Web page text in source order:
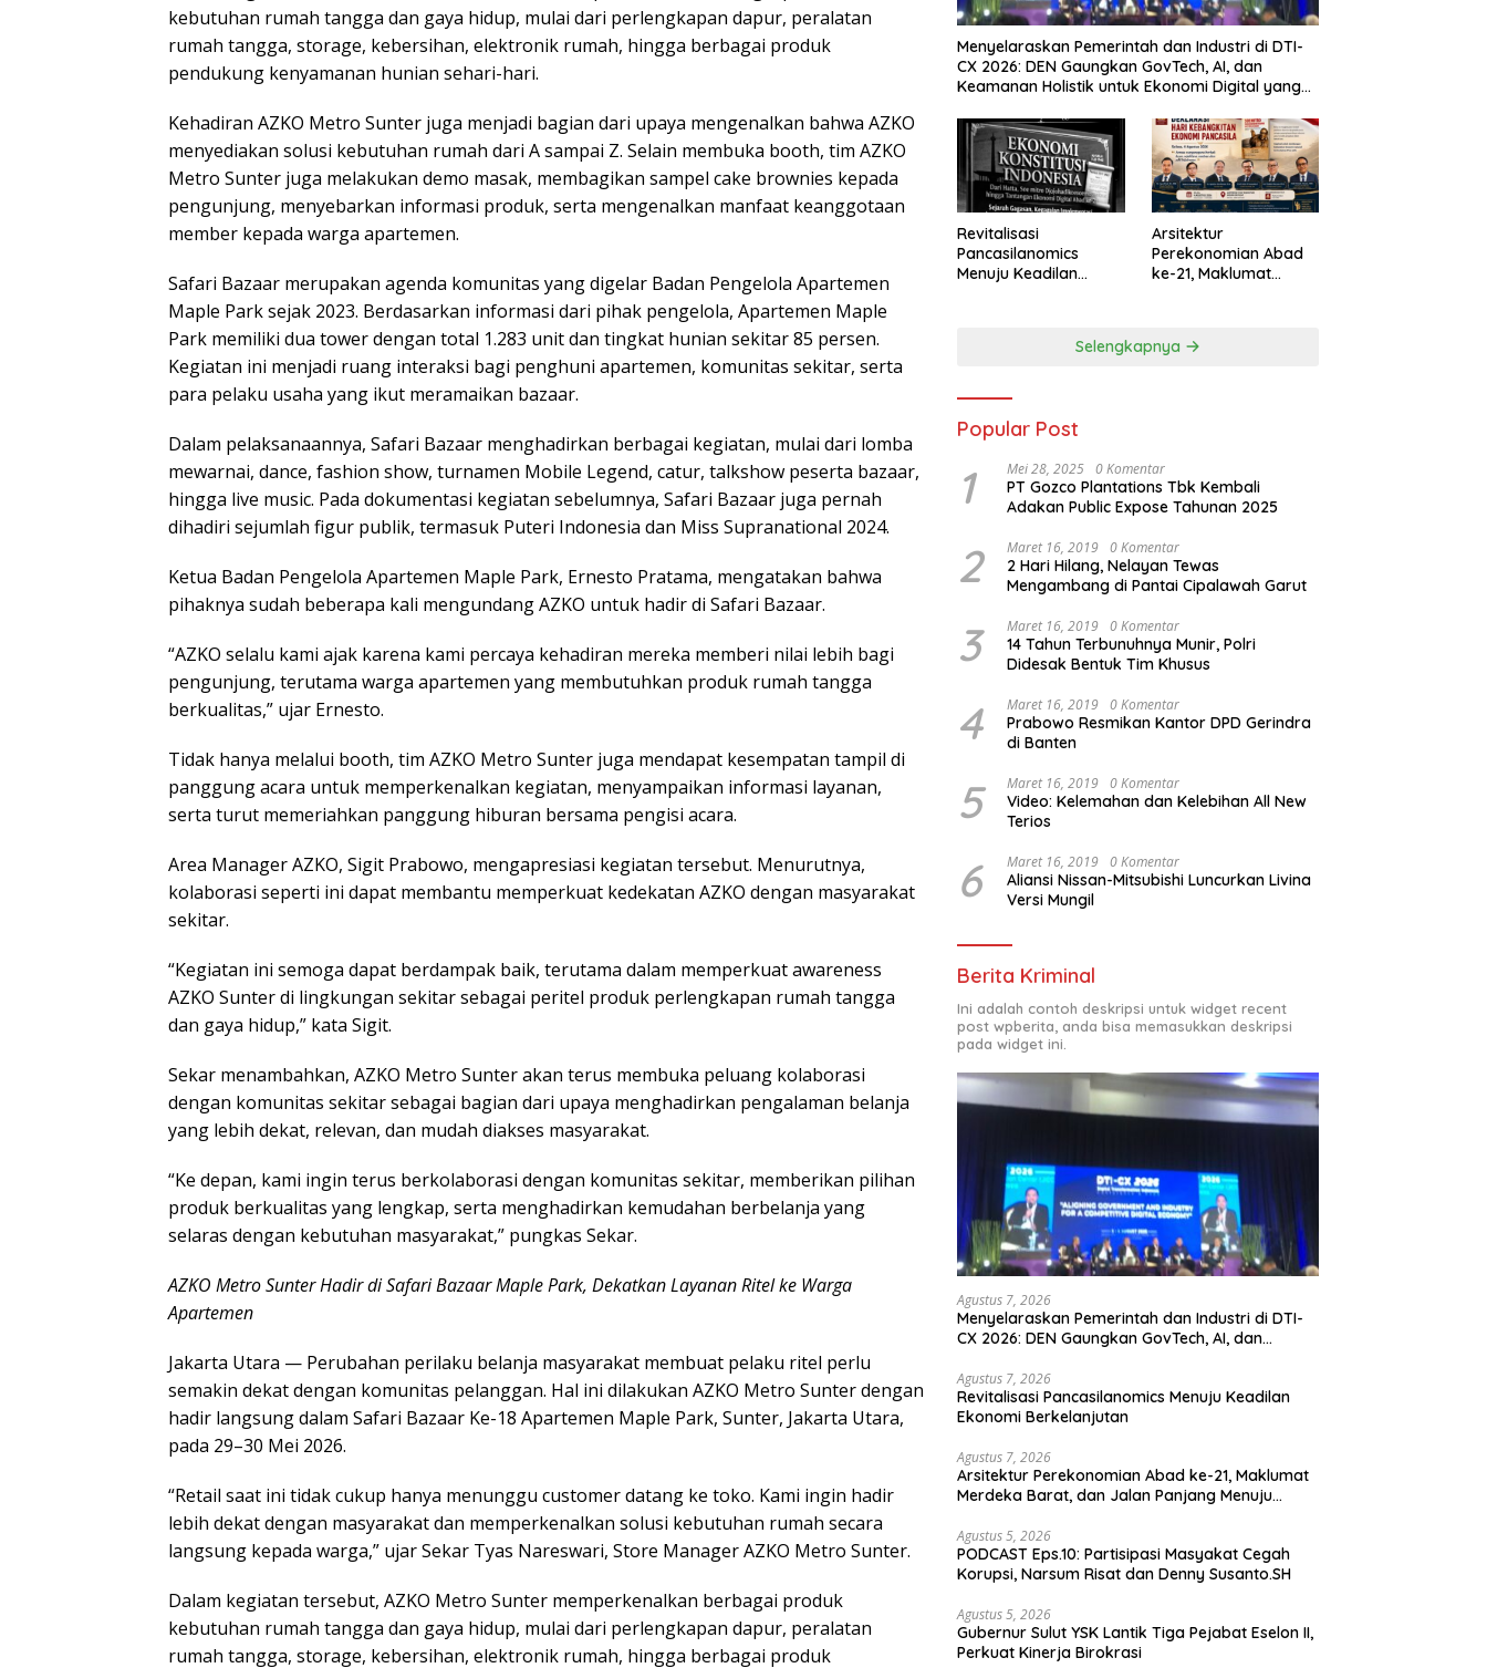
kebutuhan rumah tangga dan gaya hidup, mulai dari perlengkapan dapur, peralatan
rumah tangga, storage, kebersihan, elektronik rumah, hingga berbagai produk
pendukung kenyamanan hunian sehari-hari.
Kehadiran AZKO Metro Sunter juga menjadi bagian dari upaya mengenalkan bahwa AZKO
menyediakan solusi kebutuhan rumah dari A sampai Z. Selain membuka booth, tim AZKO
Metro Sunter juga melakukan demo masak, membagikan sampel cake brownies kepada
pengunjung, menyebarkan informasi produk, serta mengenalkan manfaat keanggotaan
member kepada warga apartemen.
Safari Bazaar merupakan agenda komunitas yang digelar Badan Pengelola Apartemen
Maple Park sejak 2023. Berdasarkan informasi dari pihak pengelola, Apartemen Maple
Park memiliki dua tower dengan total 1.283 unit dan tingkat hunian sekitar 85 persen.
Kegiatan ini menjadi ruang interaksi bagi penghuni apartemen, komunitas sekitar, serta
para pelaku usaha yang ikut meramaikan bazaar.
Dalam pelaksanaannya, Safari Bazaar menghadirkan berbagai kegiatan, mulai dari lomba
mewarnai, dance, fashion show, turnamen Mobile Legend, catur, talkshow peserta bazaar,
hingga live music. Pada dokumentasi kegiatan sebelumnya, Safari Bazaar juga pernah
dihadiri sejumlah figur publik, termasuk Puteri Indonesia dan Miss Supranational 2024.
Ketua Badan Pengelola Apartemen Maple Park, Ernesto Pratama, mengatakan bahwa
pihaknya sudah beberapa kali mengundang AZKO untuk hadir di Safari Bazaar.
“AZKO selalu kami ajak karena kami percaya kehadiran mereka memberi nilai lebih bagi
pengunjung, terutama warga apartemen yang membutuhkan produk rumah tangga
berkualitas,” ujar Ernesto.
Tidak hanya melalui booth, tim AZKO Metro Sunter juga mendapat kesempatan tampil di
panggung acara untuk memperkenalkan kegiatan, menyampaikan informasi layanan,
serta turut memeriahkan panggung hiburan bersama pengisi acara.
Area Manager AZKO, Sigit Prabowo, mengapresiasi kegiatan tersebut. Menurutnya,
kolaborasi seperti ini dapat membantu memperkuat kedekatan AZKO dengan masyarakat
sekitar.
“Kegiatan ini semoga dapat berdampak baik, terutama dalam memperkuat awareness
AZKO Sunter di lingkungan sekitar sebagai peritel produk perlengkapan rumah tangga
dan gaya hidup,” kata Sigit.
Sekar menambahkan, AZKO Metro Sunter akan terus membuka peluang kolaborasi
dengan komunitas sekitar sebagai bagian dari upaya menghadirkan pengalaman belanja
yang lebih dekat, relevan, dan mudah diakses masyarakat.
“Ke depan, kami ingin terus berkolaborasi dengan komunitas sekitar, memberikan pilihan
produk berkualitas yang lengkap, serta menghadirkan kemudahan berbelanja yang
selaras dengan kebutuhan masyarakat,” pungkas Sekar.
AZKO Metro Sunter Hadir di Safari Bazaar Maple Park, Dekatkan Layanan Ritel ke Warga
Apartemen
Jakarta Utara — Perubahan perilaku belanja masyarakat membuat pelaku ritel perlu
semakin dekat dengan komunitas pelanggan. Hal ini dilakukan AZKO Metro Sunter dengan
hadir langsung dalam Safari Bazaar Ke-18 Apartemen Maple Park, Sunter, Jakarta Utara,
pada 29–30 Mei 2026.
“Retail saat ini tidak cukup hanya menunggu customer datang ke toko. Kami ingin hadir
lebih dekat dengan masyarakat dan memperkenalkan solusi kebutuhan rumah secara
langsung kepada warga,” ujar Sekar Tyas Nareswari, Store Manager AZKO Metro Sunter.
Dalam kegiatan tersebut, AZKO Metro Sunter memperkenalkan berbagai produk
kebutuhan rumah tangga dan gaya hidup, mulai dari perlengkapan dapur, peralatan
rumah tangga, storage, kebersihan, elektronik rumah, hingga berbagai produk
Menyelaraskan Pemerintah dan Industri di DTI-
CX 2026: DEN Gaungkan GovTech, AI, dan
Keamanan Holistik untuk Ekonomi Digital yang
Revitalisasi
Pancasilanomics
Menuju Keadilan
Arsitektur
Perekonomian Abad
ke-21, Maklumat
Selengkapnya
Popular Post
1 Mei 28, 2025 0 Komentar
PT Gozco Plantations Tbk Kembali
Adakan Public Expose Tahunan 2025
2 Maret 16, 2019 0 Komentar
2 Hari Hilang, Nelayan Tewas
Mengambang di Pantai Cipalawah Garut
3 Maret 16, 2019 0 Komentar
14 Tahun Terbunuhnya Munir, Polri
Didesak Bentuk Tim Khusus
4 Maret 16, 2019 0 Komentar
Prabowo Resmikan Kantor DPD Gerindra
di Banten
5 Maret 16, 2019 0 Komentar
Video: Kelemahan dan Kelebihan All New
Terios
6 Maret 16, 2019 0 Komentar
Aliansi Nissan-Mitsubishi Luncurkan Livina
Versi Mungil
Berita Kriminal
Ini adalah contoh deskripsi untuk widget recent
post wpberita, anda bisa memasukkan deskripsi
pada widget ini.
Agustus 7, 2026
Menyelaraskan Pemerintah dan Industri di DTI-
CX 2026: DEN Gaungkan GovTech, AI, dan
Kompetitif
Agustus 7, 2026
Revitalisasi Pancasilanomics Menuju Keadilan
Ekonomi Berkelanjutan
Agustus 7, 2026
Arsitektur Perekonomian Abad ke-21, Maklumat
Merdeka Barat, dan Jalan Panjang Menuju
Agustus 5, 2026
PODCAST Eps.10: Partisipasi Masyakat Cegah
Korupsi, Narsum Risat dan Denny Susanto.SH
Agustus 5, 2026
Gubernur Sulut YSK Lantik Tiga Pejabat Eselon II,
Perkuat Kinerja Birokrasi